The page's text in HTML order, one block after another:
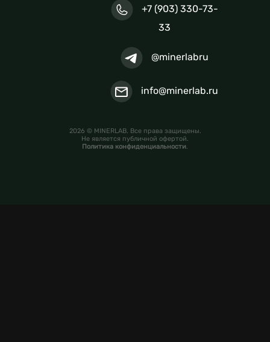
+7 (903) 330-73-
33
@minerlabru
info@minerlab.ru
2026 © MINERLAB. Все права защищены.
Не является публичной офертой.
Политика конфиденциальности.